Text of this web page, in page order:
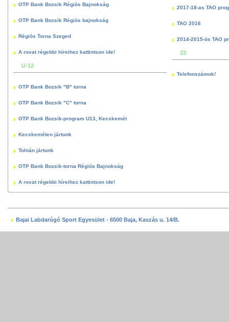
OTP Bank Bozsik Régiós Bajnokság
OTP Bank Bozsik Régiós bajnokság
Régiós Torna Szeged
A rovat régebbi híreihez kattintson ide!
U-12
OTP Bank Bozsik "B" torna
OTP Bank Bozsik "C" torna
OTP Bank Bozsik-program U13, Kecskemét
Kecskeméten jártunk
Tolnán jártunk
OTP Bank Bozsik-torna Régiós Bajnokság
A rovat régebbi híreihez kattintson ide!
2017-18-as TAO
TAO 2016
2014-2015-ös TAO
23
Telefonszámok!
Bajai Labdarúgó Sport Egyesület - 6500 Baja, Kaszás u. 14/B.